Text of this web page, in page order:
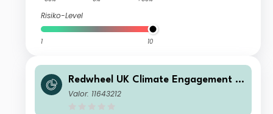
Risiko-Level
1 10
Redwheel UK Climate Engagement F
und - B GBP Inc
Valor: 11643212